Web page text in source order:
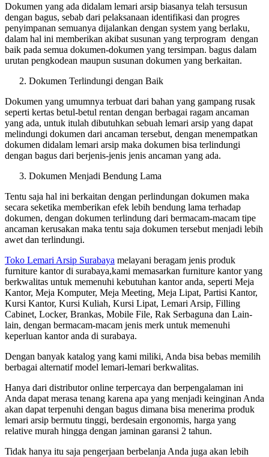
Dokumen yang ada didalam lemari arsip biasanya telah tersusun
dengan bagus, sebab dari pelaksanaan identifikasi dan progres
penyimpanan semuanya dijalankan dengan system yang berlaku,
dalam hal ini memberikan akibat susunan yang terprogram dengan
baik pada semua dokumen-dokumen yang tersimpan. bagus dalam
urutan pengkodean maupun susunan dokumen yang berkaitan.
Dokumen Terlindungi dengan Baik
Dokumen yang umumnya terbuat dari bahan yang gampang rusak
seperti kertas betul-betul rentan dengan berbagai ragam ancaman
yang ada, untuk itulah dibutuhkan sebuah lemari arsip yang dapat
melindungi dokumen dari ancaman tersebut, dengan menempatkan
dokumen didalam lemari arsip maka dokumen bisa terlindungi
dengan bagus dari berjenis-jenis jenis ancaman yang ada.
Dokumen Menjadi Bendung Lama
Tentu saja hal ini berkaitan dengan perlindungan dokumen maka
secara seketika memberikan efek lebih bendung lama terhadap
dokumen, dengan dokumen terlindung dari bermacam-macam tipe
ancaman kerusakan maka tentu saja dokumen tersebut menjadi lebih
awet dan terlindungi.
Toko Lemari Arsip Surabaya melayani beragam jenis produk
furniture kantor di surabaya,kami memasarkan furniture kantor yang
berkwalitas untuk memenuhi kebutuhan kantor anda, seperti Meja
Kantor, Meja Komputer, Meja Meeting, Meja Lipat, Partisi Kantor,
Kursi Kantor, Kursi Kuliah, Kursi Lipat, Lemari Arsip, Filling
Cabinet, Locker, Brankas, Mobile File, Rak Serbaguna dan Lain-
lain, dengan bermacam-macam jenis merk untuk memenuhi
keperluan kantor anda di surabaya.
Dengan banyak katalog yang kami miliki, Anda bisa bebas memilih
berbagai alternatif model lemari-lemari berkwalitas.
Hanya dari distributor online terpercaya dan berpengalaman ini
Anda dapat merasa tenang karena apa yang menjadi keinginan Anda
akan dapat terpenuhi dengan bagus dimana bisa menerima produk
lemari arsip bermutu tinggi, berdesain ergonomis, harga yang
relative murah hingga dengan jaminan garansi 2 tahun.
Tidak hanya itu saja pengerjaan berbelanja Anda juga akan lebih